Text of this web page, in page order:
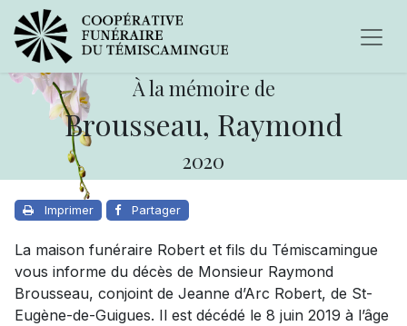
À la mémoire de
Brousseau, Raymond
2020
Imprimer Partager
La maison funéraire Robert et fils du Témiscamingue
vous informe du décès de Monsieur Raymond
Brousseau, conjoint de Jeanne d’Arc Robert, de St-
Eugène-de-Guigues. Il est décédé le 8 juin 2019 à l’âge